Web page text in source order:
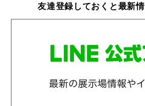
友達登録しておくと最新